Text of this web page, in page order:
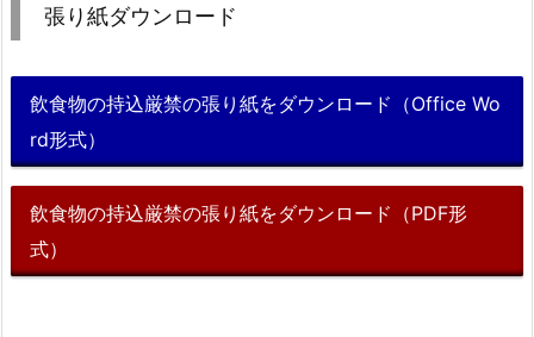
張り紙ダウンロード
飲食物の持込厳禁の張り紙をダウンロード（Office Wo
rd形式）
飲食物の持込厳禁の張り紙をダウンロード（PDF形
式）